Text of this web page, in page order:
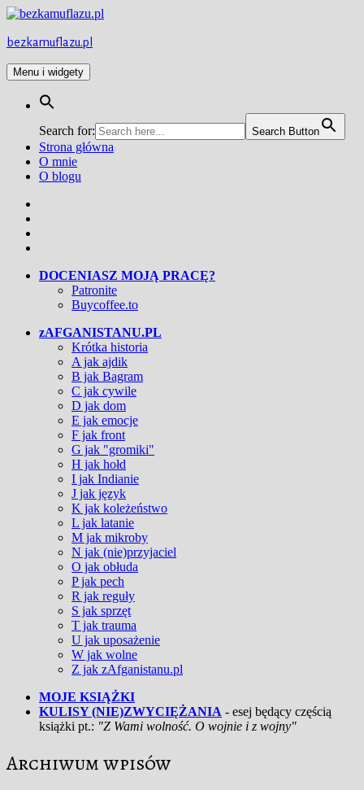
Przejdź
treści
bezkamuflazu.pl
Menu i widgety
Search for: Search Button
Strona główna
O mnie
O blogu
DOCENIASZ MOJĄ PRACĘ?
Patronite
Buycoffee.to
zAFGANISTANU.PL
Krótka historia
A jak ajdik
B jak Bagram
C jak cywile
D jak dom
E jak emocje
F jak front
G jak "gromiki"
H jak hołd
I jak Indianie
J jak język
K jak koleżeństwo
L jak latanie
M jak mikroby
N jak (nie)przyjaciel
O jak obłuda
P jak pech
R jak reguły
S jak sprzęt
T jak trauma
U jak uposażenie
W jak wolne
Z jak zAfganistanu.pl
MOJE KSIĄŻKI
KULISY (NIE)ZWYCIĘŻANIA - esej będący częścią
książki pt.: "Z Wami wolność. O wojnie i z wojny"
Archiwum wpisów